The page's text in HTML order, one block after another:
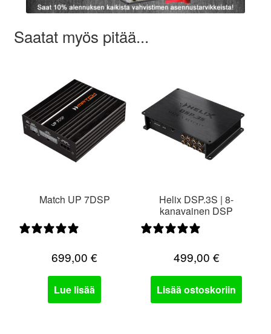
Saatat myös pitää...
Match UP 7DSP
699,00€
Lue lisää
Helix DSP.3S | 8-
kanavainen DSP
499,00 €
Lisää ostoskoriin